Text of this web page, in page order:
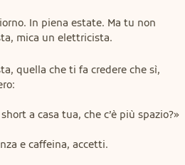
In piena estate. Ma tu non
mica un elettricista.
quella che ti fa credere che sì,
a casa tua, che c’è più spazio?»
e caffeina, accetti.